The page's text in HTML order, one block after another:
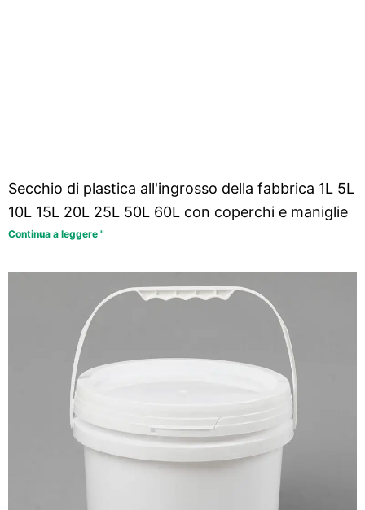
Secchio di plastica all'ingrosso della fabbrica 1L 5L
10L 15L 20L 25L 50L 60L con coperchi e maniglie
Continua a leggere "